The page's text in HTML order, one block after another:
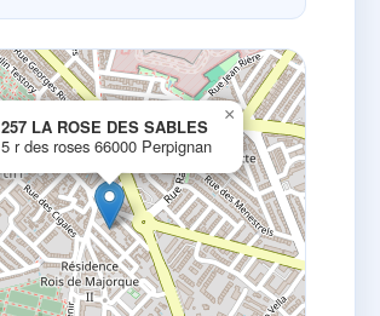
257 LA ROSE DES SABLES
5 r des roses 66000 Perpignan
×